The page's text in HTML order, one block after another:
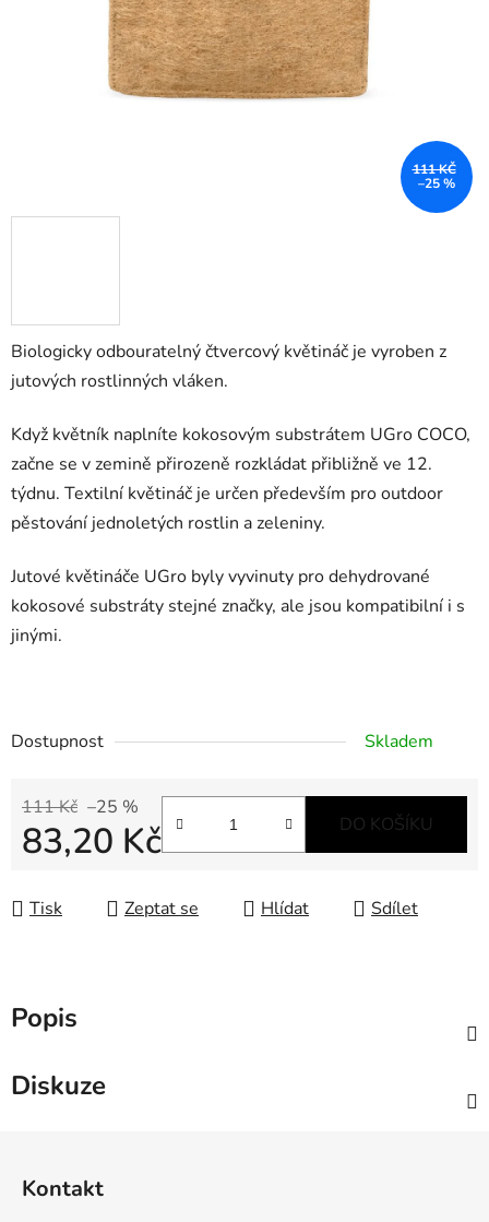
Biologicky odbouratelný čtvercový květináč je vyroben z
jutových rostlinných vláken.
Když květník naplníte kokosovým substrátem UGro COCO,
začne se v zemině přirozeně rozkládat přibližně ve 12.
týdnu. Textilní květináč je určen především pro outdoor
pěstování jednoletých rostlin a zeleniny.
Jutové květináče UGro byly vyvinuty pro dehydrované
kokosové substráty stejné značky, ale jsou kompatibilní i s
jinými.
Dostupnost Skladem
111 Kč –25 %
83,20 Kč DO KOŠÍKU
Tisk Zeptat se Hlídat Sdílet
111 KČ
–25 %
Popis
Diskuze
Kontakt